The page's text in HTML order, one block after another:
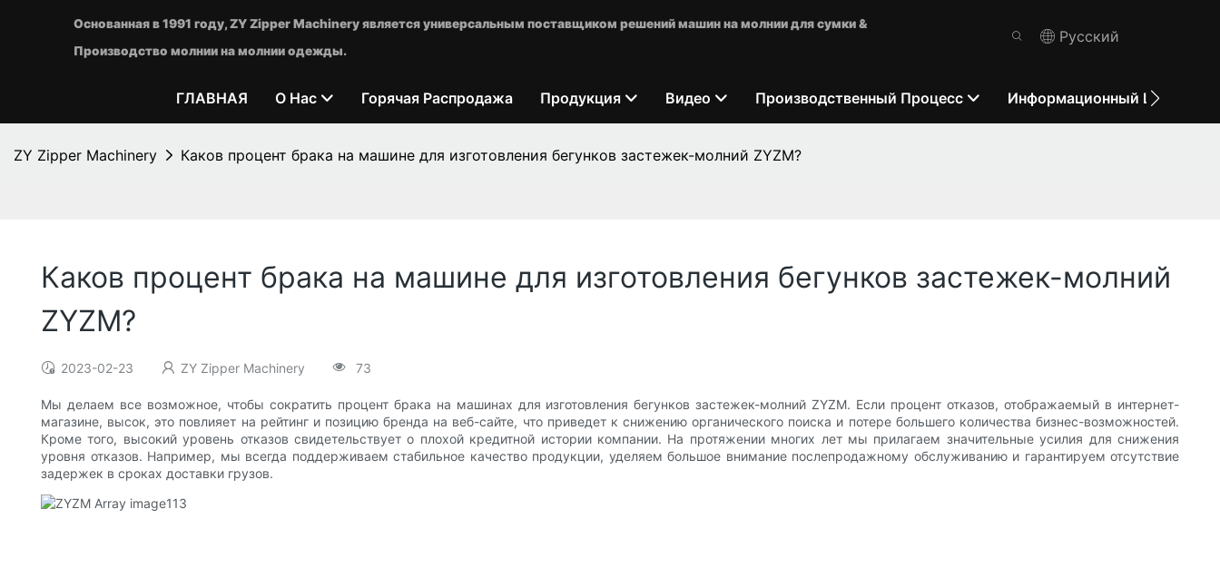
Основанная в 1991 году, ZY Zipper Machinery является универсальным поставщиком решений машин на молнии для сумки &
Производство молнии на молнии одежды.
Pусский
ГЛАВНАЯ О Нас Горячая Распродажа Продукция Видео Производственный Процесс Информационный Центр
ZY Zipper Machinery Каков процент брака на машине для изготовления бегунков застежек-молний ZYZM?
Каков процент брака на машине для изготовления бегунков застежек-молний
ZYZM?
2023-02-23 ZY Zipper Machinery 73
Мы делаем все возможное, чтобы сократить процент брака на машинах для изготовления бегунков застежек-молний ZYZM. Если процент отказов, отображаемый в интернет-
магазине, высок, это повлияет на рейтинг и позицию бренда на веб-сайте, что приведет к снижению органического поиска и потере большего количества бизнес-возможностей.
Кроме того, высокий уровень отказов свидетельствует о плохой кредитной истории компании. На протяжении многих лет мы прилагаем значительные усилия для снижения
уровня отказов. Например, мы всегда поддерживаем стабильное качество продукции, уделяем большое внимание послепродажному обслуживанию и гарантируем отсутствие
задержек в сроках доставки грузов.